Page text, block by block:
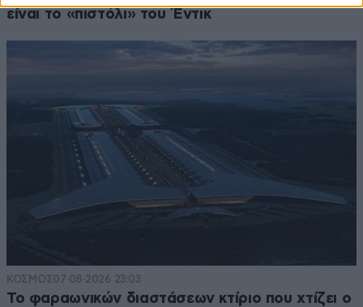
είναι το «πιστόλι» του Έντικ
ΚΟΣΜΟΣ07·08·2026 23:03
Το φαραωνικών διαστάσεων κτίριο που χτίζει ο